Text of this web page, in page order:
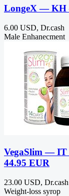
LongeX — KH
6.00 USD, Dr.cash
Male Enhanecment
VegaSlim —
44.95 EUR
23.00 USD, Dr.cash
Weight-loss syrop